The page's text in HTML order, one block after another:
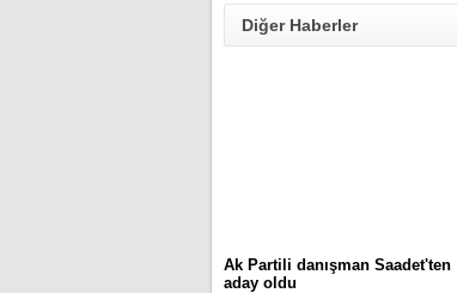
Diğer Haberler
Ak Partili danışman Saadet'ten
aday oldu